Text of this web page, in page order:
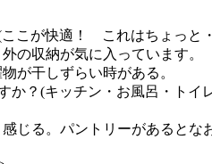
こが快適！ これはちょっと
の収納が気に入っています。
が干しずらい時がある。
か？(キッチン・お風呂・トイ
じる。パントリーがあるとな